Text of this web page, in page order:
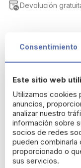
Devolución
Muy alta protección
La asociación de
una óptima
protección biológica
Hipoalergénico. No
Aplicar
con frecuencia.
Para más
farmacéuticos
Consentimiento
Este sitio web
Utilizamos cookies
anuncios,
analizar nuestro
información sobre
socios de redes
pueden combinarla
proporcionado o
sus servicios.